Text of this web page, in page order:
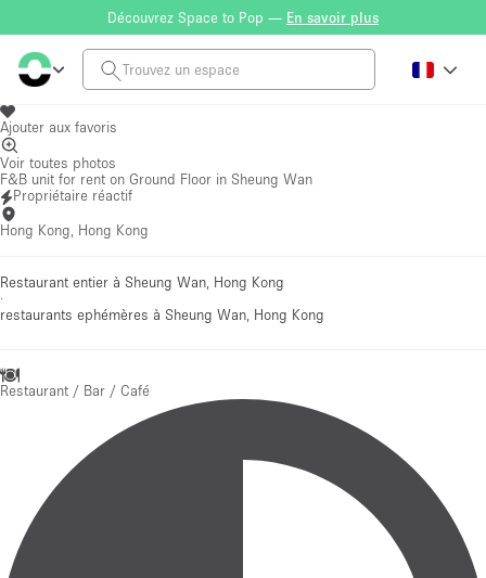
Découvrez Space to Pop — En savoir plus
Ajouter aux favoris
Voir toutes photos
F&B unit for rent on Ground Floor in Sheung Wan
Propriétaire réactif
Hong Kong, Hong Kong
Restaurant entier à Sheung Wan, Hong Kong
·
restaurants ephémères à Sheung Wan, Hong Kong
Restaurant / Bar / Café